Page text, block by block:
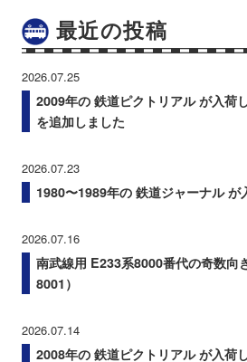
最近の投稿
2026.07.25
2009年の 鉄道ピクトリアル が入荷
を追加しました
2026.07.23
1980〜1989年の 鉄道ジャーナル が
2026.07.16
南武線用 E233系8000番代の奇数向
8001）
2026.07.14
2008年の 鉄道ピクトリアル が入荷